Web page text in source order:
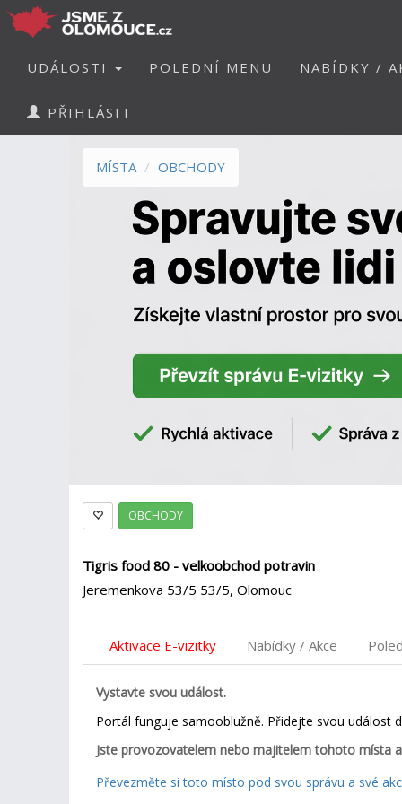
UDÁLOSTI POLEDNÍ MENU NABÍDKY /
PŘIHLÁSIT
MÍSTA OBCHODY
OBCHODY
Tigris food 80 - velkoobchod potravin
Jeremenkova 53/5 53/5, Olomouc
Aktivace E-vizitky Nabídky / Akce
Vystavte svou událost.
Portál funguje samooblužně. Přidejte svou událost
Jste provozovatelem nebo majitelem tohoto místa
Převezměte si toto místo pod svou správu a své